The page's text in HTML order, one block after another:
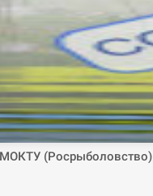
МОКТУ (Росрыболовство)